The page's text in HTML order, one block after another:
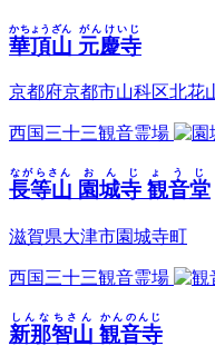
華頂山
かちょうざん
元慶寺
がんけいじ
京都府京都市山科区北花
西国三十三観音霊場
長等山
ながらさん
園城寺 観音堂
おんじょうじ
滋賀県大津市園城寺町
西国三十三観音霊場
新那智山
しんなちさん
観音寺
かんのんじ